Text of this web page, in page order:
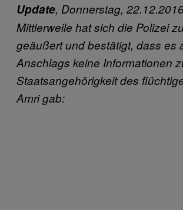
Update, Donnerstag,
Mittlerweile hat sich die Polizei
geäußert und bestätigt, dass es
Anschlags keine Informationen
Staatsangehörigkeit des
Amri gab: